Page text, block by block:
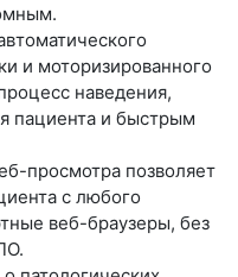
и моторизированного
наведения,
пациента и быстрым
просмотра позволяет
с любого
веб-браузеры, без